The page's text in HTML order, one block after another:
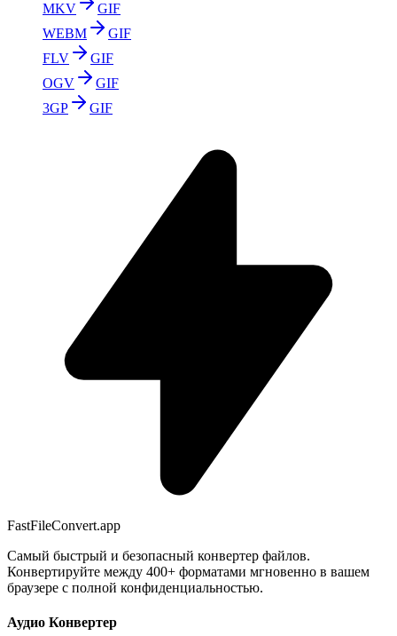
MKV
GIF
WEBM
GIF
FLV
GIF
OGV
GIF
3GP
GIF
FastFileConvert.app
Самый быстрый и безопасный конвертер файлов.
Конвертируйте между 400+ форматами мгновенно в вашем
браузере с полной конфиденциальностью.
Аудио Конвертер